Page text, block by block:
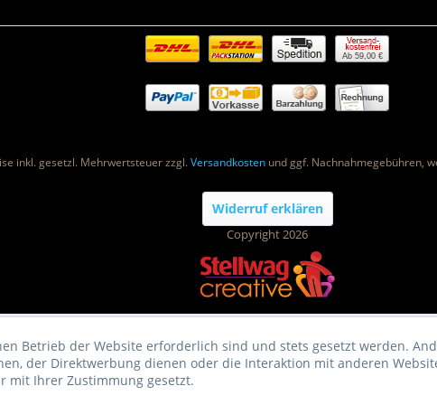
Ab 59,00 €
inkl. gesetzl. Mehrwertsteuer zzgl.Versandkostenund ggf. Nachnahmegebühren,
Widerruf erklären
Copyright 2026
Betrieb der Website erforderlich sind und stets gesetzt werden.
der Direktwerbung dienen oder die Interaktion mit anderen
mit Ihrer Zustimmung gesetzt.